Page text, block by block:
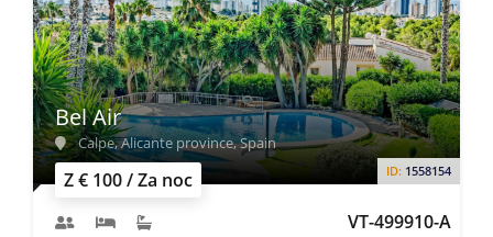
Z € 100 / Za noc ID: 1558154
VT-499910-A
Bel Air
Calpe, Alicante province, Spain